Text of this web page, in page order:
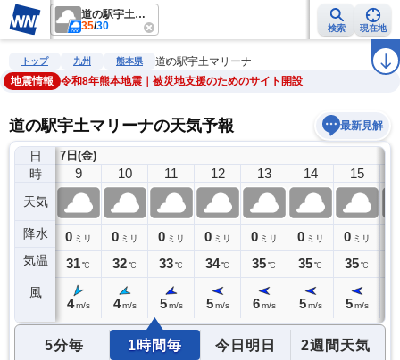
道の駅宇土マリーナ
35/30 検索 現在地
雨雲レーダー 台風情報 地震情報 警報・注意報 ラ
トップ 九州 熊本県
道の駅宇土マリーナ
地震情報
令和8年熊本地震｜被災地支援のためのサイト開設
道の駅宇土マリーナの天気予報 最新見解
日
時
天気
降水
気温
風
7日(金)
8
1ミリ
30℃
9
0 ミリ
31℃
4 m/s
10
0 ミリ
32℃
4 m/s
11
0 ミリ
33℃
5 m/s
12
0 ミリ
34℃
5 m/s
13
0 ミリ
35℃
6 m/s
14
0 ミリ
35℃
5 m/s
15
0 ミリ
35℃
5 m/s
5分毎 1時間毎 今日明日 2週間天気